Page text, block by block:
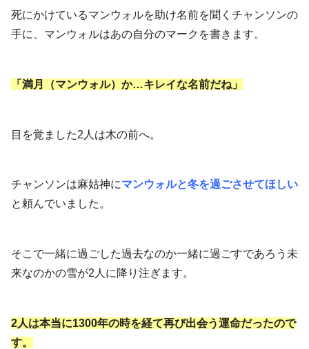
死にかけているマンウォルを助け名前を聞くチャンソンの
手に、マンウォルはあの自分のマークを書きます。
「満月（マンウォル）か…キレイな名前だね」
目を覚ました2人は木の前へ。
チャンソンは麻姑神にマンウォルと冬を過ごさせてほしい
と頼んでいました。
そこで一緒に過ごした過去なのか一緒に過ごすであろう未
来なのかの雪が2人に降り注ぎます。
2人は本当に1300年の時を経て再び出会う運命だったので
す。